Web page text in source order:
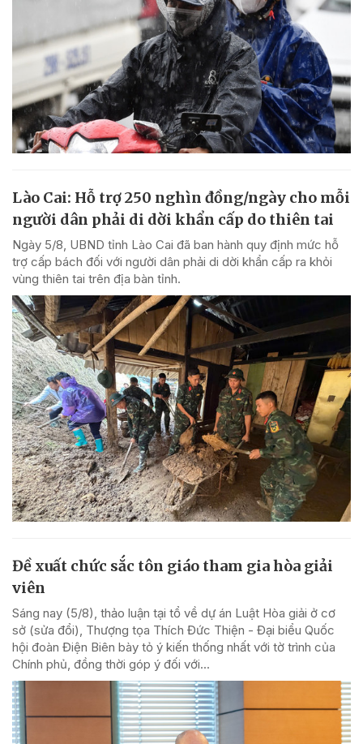
Lào Cai: Hỗ trợ 250 nghìn đồng/ngày cho mỗi
người dân phải di dời khẩn cấp do thiên tai
Ngày 5/8, UBND tỉnh Lào Cai đã ban hành quy định mức hỗ
trợ cấp bách đối với người dân phải di dời khẩn cấp ra khỏi
vùng thiên tai trên địa bàn tỉnh.
Đề xuất chức sắc tôn giáo tham gia hòa giải
viên
Sáng nay (5/8), thảo luận tại tổ về dự án Luật Hòa giải ở cơ
sở (sửa đổi), Thượng tọa Thích Đức Thiện - Đại biểu Quốc
hội đoàn Điện Biên bày tỏ ý kiến thống nhất với tờ trình của
Chính phủ, đồng thời góp ý đối với...